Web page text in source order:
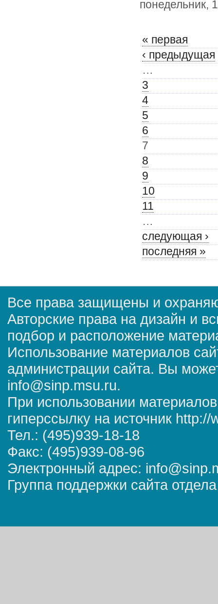
понедельник,
« первая
‹ предыдущая
…
3
4
5
6
7
8
9
10
11
…
следующая ›
последняя »
Все права защищены и
Авторские права на дизайн и
подбор и расположение
Использование материалов
администрации сайта. Вы
info@sinp.msu.ru.
При использовании
гиперссылку на источник
Тел.: (495)939-18-18
Факс: (495)939-08-96
Электронный адрес:
Группа поддержки сайта